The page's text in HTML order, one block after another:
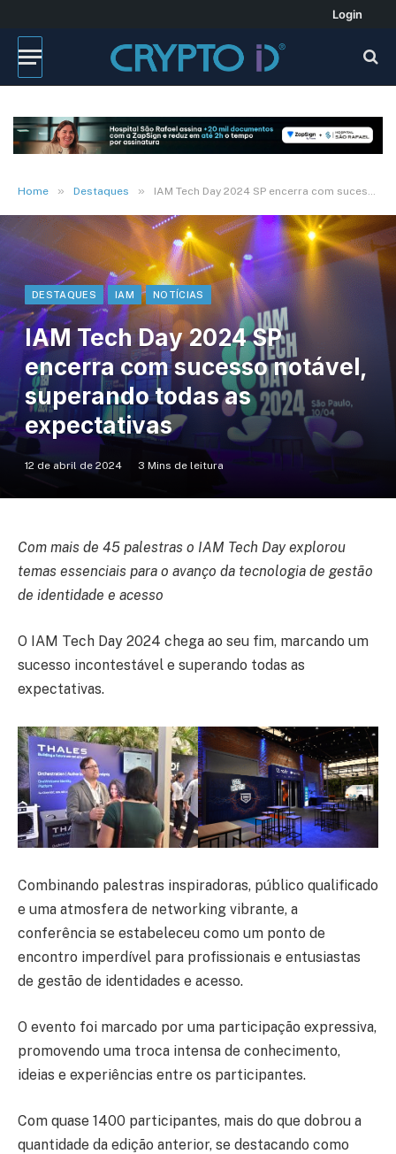
Login
Home » Destaques » IAM Tech Day 2024 SP encerra com sucesso notável, superando todas as expectativas
DESTAQUES IAM NOTÍCIAS
IAM Tech Day 2024 SP
encerra com sucesso notável,
superando todas as
expectativas
12 de abril de 2024 3 Mins de leitura
Com mais de 45 palestras o IAM Tech Day explorou
temas essenciais para o avanço da tecnologia de gestão
de identidade e acesso
O IAM Tech Day 2024 chega ao seu fim, marcando um
sucesso incontestável e superando todas as
expectativas.
Combinando palestras inspiradoras, público qualificado
e uma atmosfera de networking vibrante, a
conferência se estabeleceu como um ponto de
encontro imperdível para profissionais e entusiastas
de gestão de identidades e acesso.
O evento foi marcado por uma participação expressiva,
promovendo uma troca intensa de conhecimento,
ideias e experiências entre os participantes.
Com quase 1400 participantes, mais do que dobrou a
quantidade da edição anterior, se destacando como